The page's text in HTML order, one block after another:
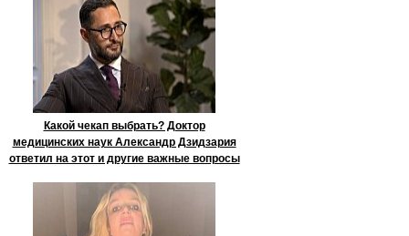
Какой чекап выбрать? Доктор
медицинских наук Александр Дзидзария
ответил на этот и другие важные вопросы